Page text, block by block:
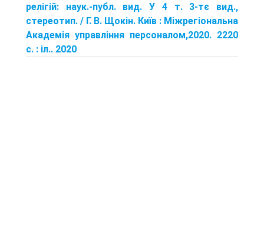
релігій: наук.-публ. вид. У 4 т. 3-тє вид.,
стереотип. / Г. В. Щокін. Київ : Міжрегіональна
Академія управління персоналом,2020. 2220
с. : іл.. 2020